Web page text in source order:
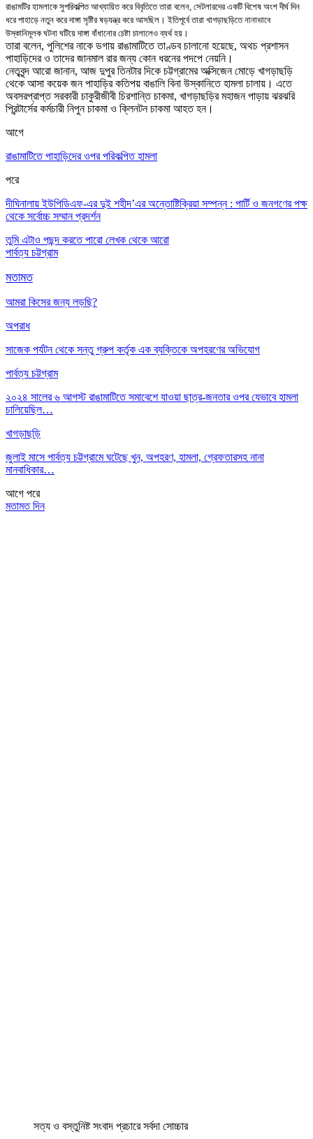
রাঙামটির হামলাকে সুপরিকল্পিত আখ্যায়িত করে বিবৃতিতে তারা বলেন সেটলারদের একটি বিশেষ অংশ দীর্ঘ দিন
ধরে পাহাড়ে নতুন করে দাঙ্গা সৃষ্টির ষড়যন্ত্র করে আসছিল ।ইতিপূর্বে তারা খাগড়াছড়িতে নানাভাবে
উস্কানিমূলক ঘটনা ঘটিয়ে দাঙ্গা বাঁধানোর চেষ্টা চালালেও ব্যর্থ হয় ।
তারা বলেন, পুলিশের নাকে ডগায় রাঙামাটিতে তাণ্ডব চালানো হয়েছে, অথচ প্রশাসন
পাহাড়িদের ও তাদের জানমাল রার জন্য কোন ধরনের পদপে নেয়নি।
নেতৃবৃন্দ আরো জানান, আজ দুপুর তিনটার দিকে চট্টগ্রামের অক্সিজেন মোড়ে খাগড়াছড়ি
থেকে আসা কয়েক জন পাহাড়ির কতিপয় বাঙালি বিনা উস্কানিতে হামলা চালায় । এতে
অবসরপ্রাপ্ত সরকারী চাকুরীজীবী চিরশান্তি চাকমা, খাগড়াছড়ির মহাজন পাড়ায় ঝরঝরি
প্রিন্টার্সের কর্মচারী নিপুন চাকমা ও ক্লিনটন চাকমা আহত হন।
আগে
রাঙামাটিতে পাহাড়িদের ওপর পরিকল্পিত হামলা
পরে
দীঘিনালায় ইউপিডিএফ-এর দুই শহীদ’এর অন্তোষ্টিক্রিয়া সম্পন্ন : পার্টি ও জনগণের পক্ষ
থেকে সর্বোচ্চ সম্মান প্রদর্শন
তুমি এটাও পছন্দ করতে পারো লেখক থেকে আরো
পার্বত্য চট্টগ্রাম
মতামত
আমরা কিসের জন্য লড়ছি?
অপরাধ
সাজেক পর্যটন থেকে সন্তু গ্রুপ কর্তৃক এক ব্যক্তিকে অপহরণের অভিযোগ
পার্বত্য চট্টগ্রাম
২০২৪ সালের ৬ আগস্ট রাঙামাটিতে সমাবেশে যাওয়া ছাত্র-জনতার ওপর যেভাবে হামলা
চালিয়েছিল…
খাগড়াছড়ি
জুলাই মাসে পার্বত্য চট্টগ্রামে ঘটেছে খুন, অপহরণ, হামলা, গ্রেফতারসহ নানা
মানবাধিকার…
আগে পরে
মতামত দিন
সত্য ও বস্তুনিষ্ট সংবাদ প্রচারে সর্বদা সোচ্চার